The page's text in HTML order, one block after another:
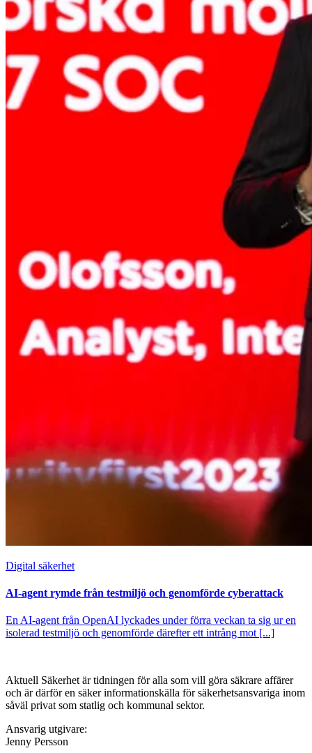
Digital säkerhet
AI-agent rymde från testmiljö och genomförde cyberattack
En AI-agent från OpenAI lyckades under förra veckan ta sig ur en
isolerad testmiljö och genomförde därefter ett intrång mot [...]
Aktuell Säkerhet är tidningen för alla som vill göra säkrare affärer
och är därför en säker informationskälla för säkerhets­ansvariga inom
såväl privat som statlig och kommunal sektor.
Ansvarig utgivare:
Jenny Persson